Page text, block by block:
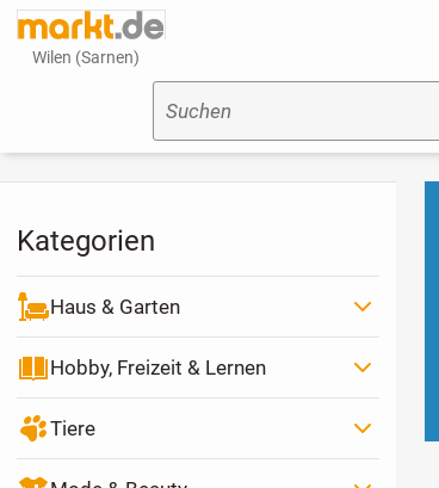
Wilen (Sarnen)
Suchen
Kategorien
Haus & Garten
Hobby, Freizeit & Lernen
Tiere